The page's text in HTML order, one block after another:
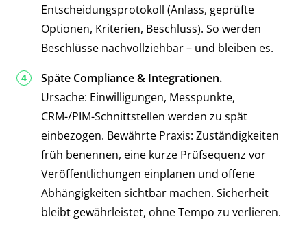
Entscheidungsprotokoll (Anlass, geprüfte
Optionen, Kriterien, Beschluss). So werden
Beschlüsse nachvollziehbar – und bleiben es.
Späte Compliance & Integrationen.
Ursache: Einwilligungen, Messpunkte,
CRM-/PIM-Schnittstellen werden zu spät
einbezogen. Bewährte Praxis: Zuständigkeiten
früh benennen, eine kurze Prüfsequenz vor
Veröffentlichungen einplanen und offene
Abhängigkeiten sichtbar machen. Sicherheit
bleibt gewährleistet, ohne Tempo zu verlieren.